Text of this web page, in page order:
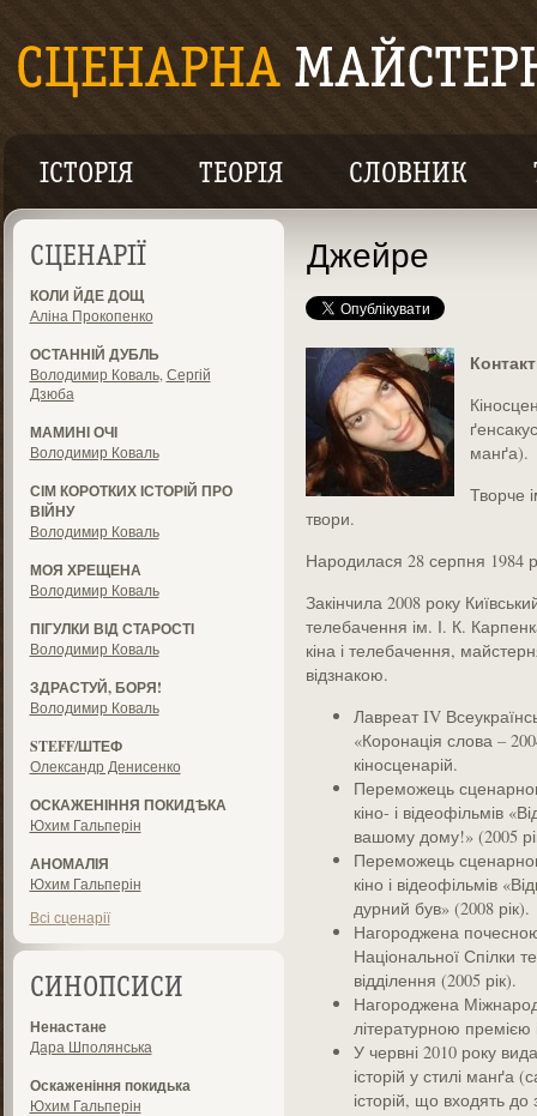
ІСТОРІЯ ТЕОРІЯ СЛОВНИК
СЦЕНАРІЇ
КОЛИ ЙДЕ ДОЩ
Аліна Прокопенко
ОСТАННІЙ ДУБЛЬ
Володимир Коваль, Сергій
Дзюба
МАМИНІ ОЧІ
Володимир Коваль
СІМ КОРОТКИХ ІСТОРІЙ ПРО
ВІЙНУ
Володимир Коваль
МОЯ ХРЕЩЕНА
Володимир Коваль
ПІГУЛКИ ВІД СТАРОСТІ
Володимир Коваль
ЗДРАСТУЙ, БОРЯ!
Володимир Коваль
STEFF/ШТЕФ
Олександр Денисенко
ОСКАЖЕНІННЯ ПОКИДѢКА
Юхим Гальперін
АНОМАЛІЯ
Юхим Гальперін
Всі сценарії
СИНОПСИСИ
Ненастане
Дара Шполянська
Оскаженіння покидька
Юхим Гальперін
Джейре
манґа).
Творче
твори.
Народилася 28 серпня 1984
Закінчила 2008 року
телебачення ім. І. К.
кіна і телебачення,
відзнакою.
Лавреат IV
«Коронація слова –
кіносценарій.
Переможець
кіно- і відеофільмів
вашому дому!» (2005
Переможець
кіно і відеофільмів
дурний був» (2008 рік).
Нагороджена
Національної Спілки
відділення (2005 рік).
Нагороджена
літературною
У червні 2010 року
історій у стилі манґа
історій, що входять